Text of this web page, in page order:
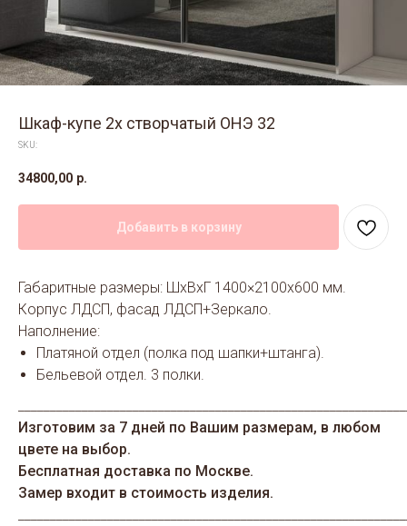
Шкаф-купе 2х створчатый ОНЭ 32
SKU:
34800,00 р.
Добавить в корзину
Габаритные размеры: ШхВхГ 1400×2100х600 мм.
Корпус ЛДСП, фасад ЛДСП+Зеркало.
Наполнение:
Платяной отдел (полка под шапки+штанга).
Бельевой отдел. 3 полки.
Изготовим за 7 дней по Вашим размерам, в любом
цвете на выбор.
Бесплатная доставка по Москве.
Замер входит в стоимость изделия.